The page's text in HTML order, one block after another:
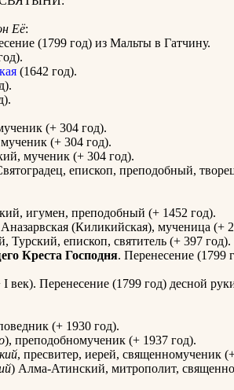
Её:
(1799 год) из Мальты в Гатчину.
(1642 год).
(+ 304 год).
(+ 304 год).
мученик (+ 304 год).
епископ, преподобный,
игумен, преподобный (+ 1452 год).
(Киликийская), мученица (+
Турский, епископ, святитель (+ 397 год).
Креста Господня. Перенесение (1799
I век). Перенесение (1799 год) десной
(+ 1930 год).
), преподобномученик (+ 1937 год).
, пресвитер, иерей, священномученик
) Алма-Атинский, митрополит,